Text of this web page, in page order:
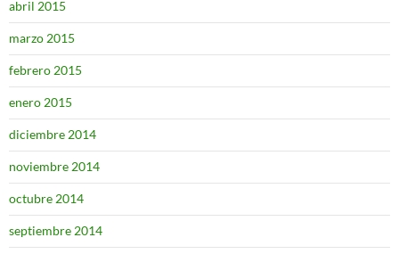
abril 2015
marzo 2015
febrero 2015
enero 2015
diciembre 2014
noviembre 2014
octubre 2014
septiembre 2014